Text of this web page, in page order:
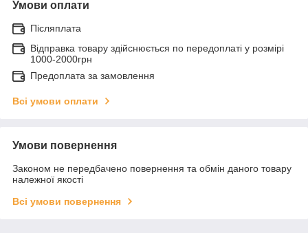
Умови оплати
Післяплата
Відправка товару здійснюється по передоплаті у розмірі
1000-2000грн
Предоплата за замовлення
Всі умови оплати
Умови повернення
Законом не передбачено повернення та обмін даного товару
належної якості
Всі умови повернення